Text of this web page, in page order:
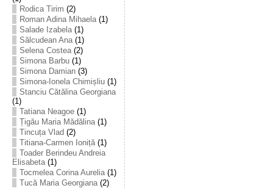
Rodica Tirim (2)
Roman Adina Mihaela(1)
Salade Izabela(1)
Sălcudean Ana(1)
Selena Costea(2)
Simona Barbu(1)
Simona Damian(3)
Simona-Ionela Chimișliu(1)
Stanciu Cătălina Georgiana
(1)
Tatiana Neagoe(1)
Țigău Maria Mădălina(1)
Tincuța Vlad (2)
Titiana-Carmen Ioniță(1)
Toader Berindeu Andreia
Elisabeta(1)
Tocmelea Corina Aurelia(1)
Tucă Maria Georgiana(2)